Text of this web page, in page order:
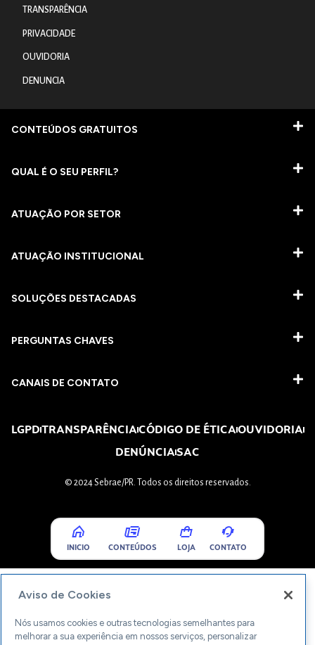
TRANSPARÊNCIA
PRIVACIDADE
OUVIDORIA
DENUNCIA
CONTEÚDOS GRATUITOS
QUAL É O SEU PERFIL?
ATUAÇÃO POR SETOR
ATUAÇÃO INSTITUCIONAL
SOLUÇÕES DESTACADAS
PERGUNTAS CHAVES​
CANAIS DE CONTATO
LGPDTRANSPARÊNCIACÓDIGO DE ÉTICAOUVIDORIA
DENÚNCIASAC
© 2024 Sebrae/PR. Todos os direitos reservados.
INICIO CONTEÚDOS LOJA CONTATO
Aviso de Cookies
Nós usamos cookies e outras tecnologias semelhantes para
melhorar a sua experiência em nossos serviços, personalizar